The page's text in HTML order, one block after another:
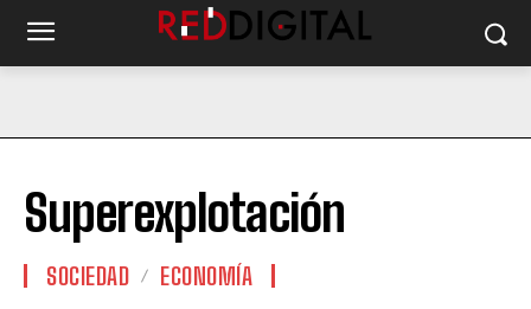
Superexplotación
SOCIEDAD ECONOMÍA